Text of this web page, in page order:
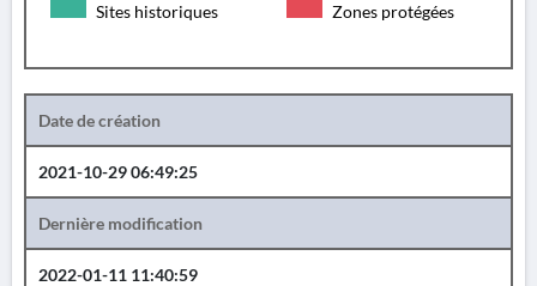
Sites historiques Zones protégées
Date de création
2021-10-29 06:49:25
Dernière modification
2022-01-11 11:40:59